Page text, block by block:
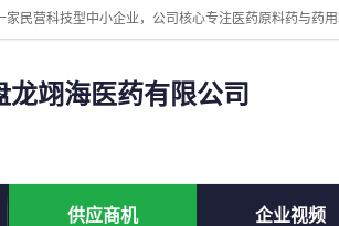
龙翊海医药有限公司
供应商机 企业视频